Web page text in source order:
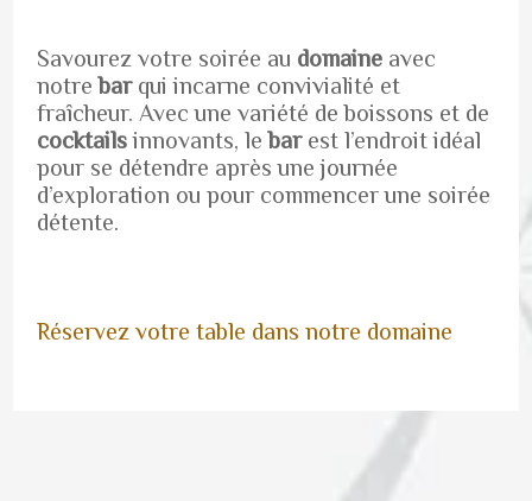
Savourez votre soirée au domaine avec
notrebarqui incarne convivialité et
fraîcheur. Avec une variété de boissons et de
cocktailsinnovants, lebarest l’endroit idéal
pour se détendre après une journée
d’exploration ou pour commencer une soirée
détente.
Réservez votre table dans notre domaine